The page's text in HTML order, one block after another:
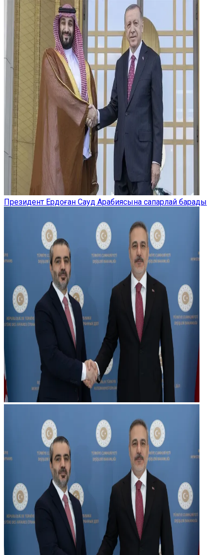
Президент Ердоған Сауд Арабиясына сапарлай барады